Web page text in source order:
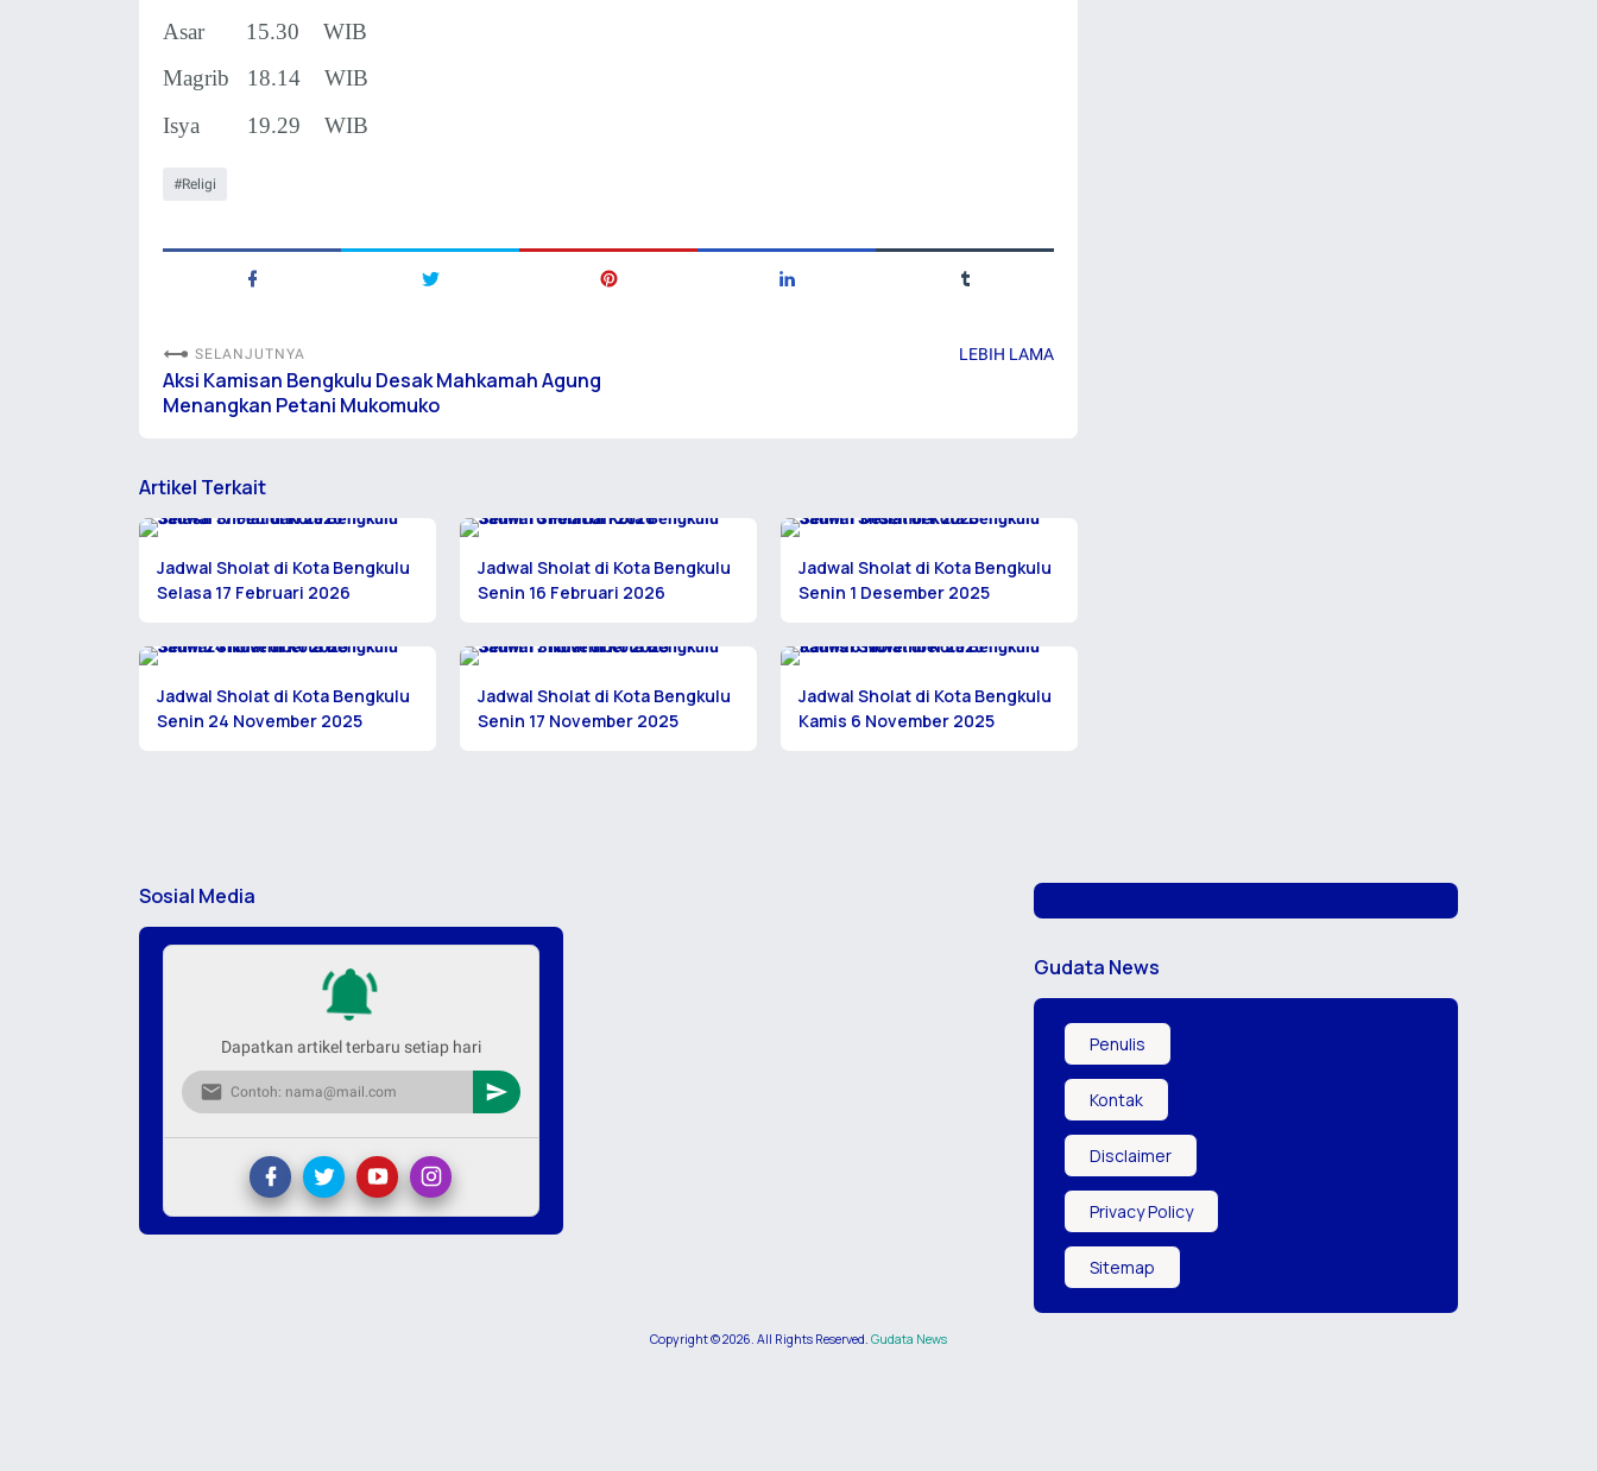
Asar 15.30 WIB
Magrib 18.14
WIB
Isya
19.29 WIB
Religi
SELANJUTNYA
Aksi Kamisan Bengkulu Desak Mahkamah Agung
Menangkan Petani Mukomuko
LEBIH LAMA
Artikel Terkait
Jadwal Sholat di Kota Bengkulu
Selasa 17 Februari 2026
Jadwal Sholat di Kota Bengkulu
Senin 16 Februari 2026
Jadwal Sholat di Kota Bengkulu
Senin 1 Desember 2025
Jadwal Sholat di Kota Bengkulu
Senin 24 November 2025
Jadwal Sholat di Kota Bengkulu
Senin 17 November 2025
Jadwal Sholat di Kota Bengkulu
Kamis 6 November 2025
Sosial Media
Dapatkan artikel terbaru setiap hari
Gudata News
Penulis
Kontak
Disclaimer
Privacy Policy
Sitemap
Copyright ©2026. All Rights Reserved. Gudata News